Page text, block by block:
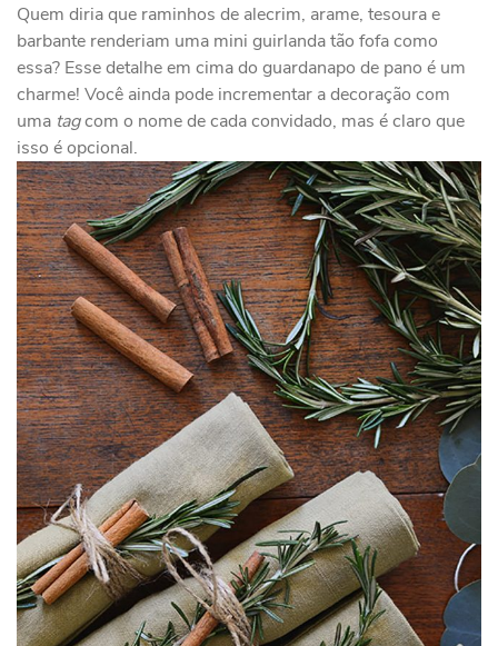
Quem diria que raminhos de alecrim, arame, tesoura e
barbante renderiam uma mini guirlanda tão fofa como
essa? Esse detalhe em cima do guardanapo de pano é um
charme! Você ainda pode incrementar a decoração com
uma tagcom o nome de cada convidado, mas é claro que
isso é opcional.